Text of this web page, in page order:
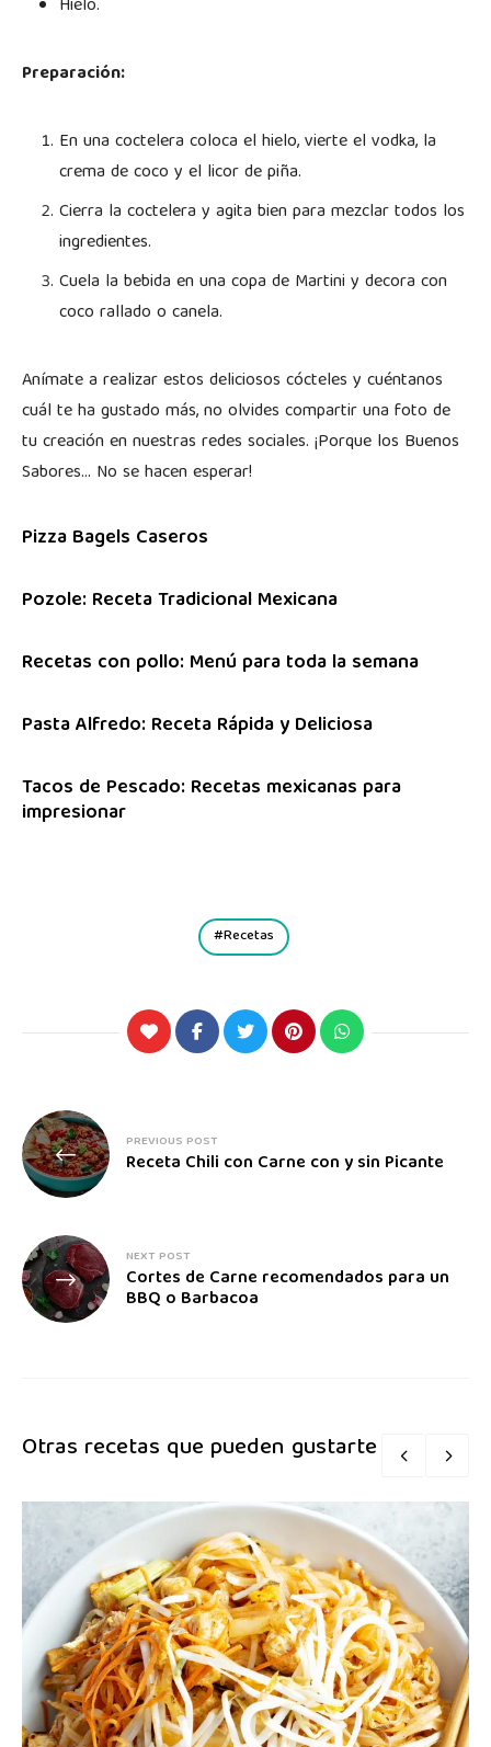
Hielo.
Preparación:
En una coctelera coloca el hielo, vierte el vodka, la
crema de coco y el licor de piña.
Cierra la coctelera y agita bien para mezclar todos los
ingredientes.
Cuela la bebida en una copa de Martini y decora con
coco rallado o canela.
Anímate a realizar estos deliciosos cócteles y cuéntanos
cuál te ha gustado más, no olvides compartir una foto de
tu creación en nuestras redes sociales. ¡Porque los Buenos
Sabores… No se hacen esperar!
Pizza Bagels Caseros
Pozole: Receta Tradicional Mexicana
Recetas con pollo: Menú para toda la semana
Pasta Alfredo: Receta Rápida y Deliciosa
Tacos de Pescado: Recetas mexicanas para
impresionar
Recetas
PREVIOUS POST
Receta Chili con Carne con y sin Picante
NEXT POST
Cortes de Carne recomendados para un
BBQ o Barbacoa
Otras recetas que pueden gustarte